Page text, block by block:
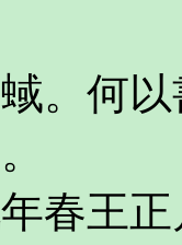
。何
春王